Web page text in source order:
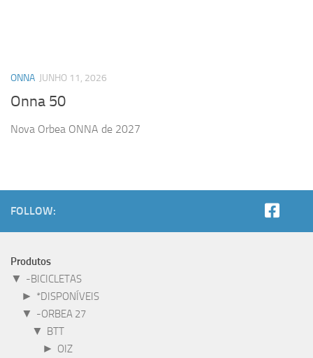
ONNA JUNHO 11, 2026
Onna 50
Nova Orbea ONNA de 2027
FOLLOW:
Produtos
▼ -BICICLETAS
► *DISPONÍVEIS
▼ -ORBEA 27
▼ BTT
► OIZ